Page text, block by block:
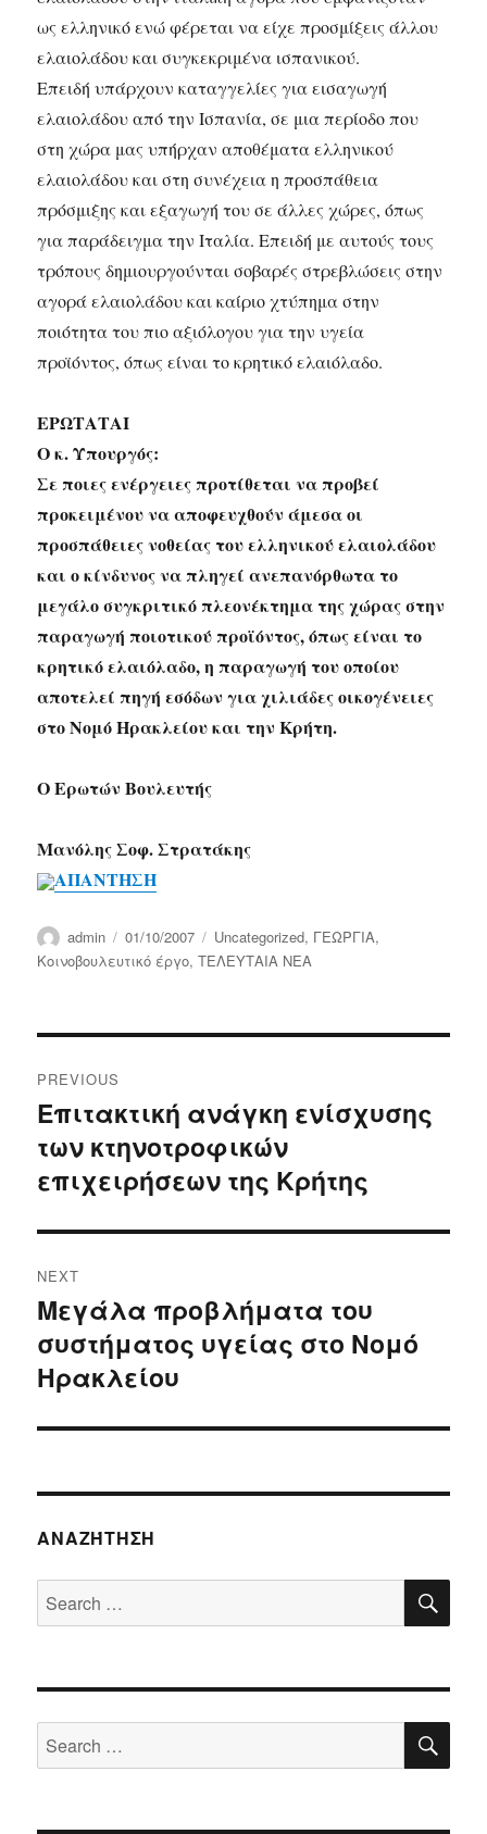
ως ελληνικό ενώ φέρεται να είχε προσμίξεις άλλου
ελαιολάδου και συγκεκριμένα ισπανικού.
Επειδή υπάρχουν καταγγελίες για εισαγωγή
ελαιολάδου από την Ισπανία, σε μια περίοδο που
στη χώρα μας υπήρχαν αποθέματα ελληνικού
ελαιολάδου και στη συνέχεια η προσπάθεια
πρόσμιξης και εξαγωγή του σε άλλες χώρες, όπως
για παράδειγμα την Ιταλία. Επειδή με αυτούς τους
τρόπους δημιουργούνται σοβαρές στρεβλώσεις στην
αγορά ελαιολάδου και καίριο χτύπημα στην
ποιότητα του πιο αξιόλογου για την υγεία
προϊόντος, όπως είναι το κρητικό ελαιόλαδο.
ΕΡΩΤΑΤΑΙ
Ο κ. Υπουργός:
Σε ποιες ενέργειες προτίθεται να προβεί
προκειμένου να αποφευχθούν άμεσα οι
προσπάθειες νοθείας του ελληνικού ελαιολάδου
και ο κίνδυνος να πληγεί ανεπανόρθωτα το
μεγάλο συγκριτικό πλεονέκτημα της χώρας στην
παραγωγή ποιοτικού προϊόντος, όπως είναι το
κρητικό ελαιόλαδο, η παραγωγή του οποίου
αποτελεί πηγή εσόδων για χιλιάδες οικογένειες
στο Νομό Ηρακλείου και την Κρήτη.
Ο Ερωτών Βουλευτής
Μανόλης Σοφ. Στρατάκης
ΑΠΑΝΤΗΣΗ
Author
admin
Posted
on
01/10/2007 Categories
Uncategorized, ΓΕΩΡΓΙΑ,
Κοινοβουλευτικό έργο,ΤΕΛΕΥΤΑΙΑ ΝΕΑ
navigation
PREVIOUS
Previous
post:
Επιτακτική ανάγκη ενίσχυσης
των κτηνοτροφικών
επιχειρήσεων της Κρήτης
NEXT
Next
post:
Μεγάλα προβλήματα του
συστήματος υγείας στο Νομό
Ηρακλείου
ΑΝΑΖΉΤΗΣΗ
Search
for:
Search
for: